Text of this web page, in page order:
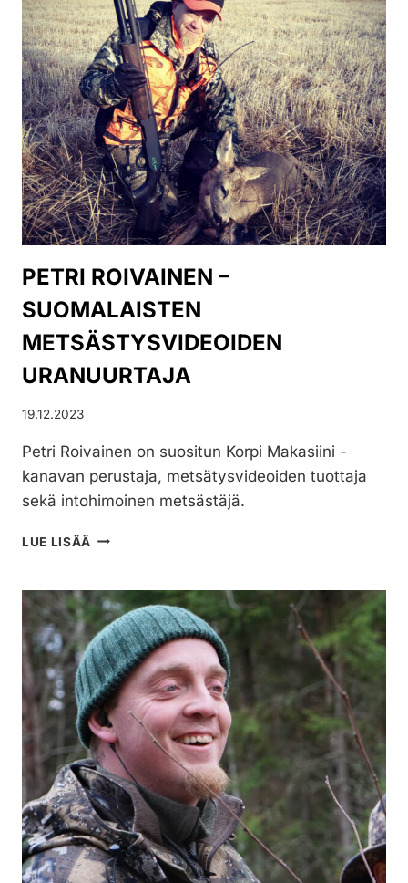
METSÄSTYSALAN
VERKKOKAUPPAA
JO
YLI
NELJÄNNESVUOSISATAA
PETRI ROIVAINEN –
SUOMALAISTEN
METSÄSTYSVIDEOIDEN
URANUURTAJA
19.12.2023
Petri Roivainen on suositun Korpi Makasiini -
kanavan perustaja, metsätysvideoiden tuottaja
sekä intohimoinen metsästäjä.
LUE LISÄÄ PETRI
SUOMALAISTEN
METSÄSTYSVIDEOIDEN
URANUURTAJA